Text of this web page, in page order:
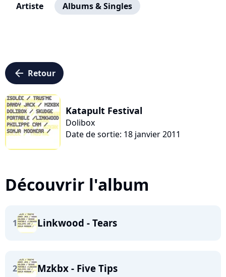
Artiste Albums & Singles
arrow_left Retour
Katapult Festival
Dolibox
Date de sortie: 18 janvier 2011
Découvrir l'album
1 Linkwood - Tears
2 Mzkbx - Five Tips